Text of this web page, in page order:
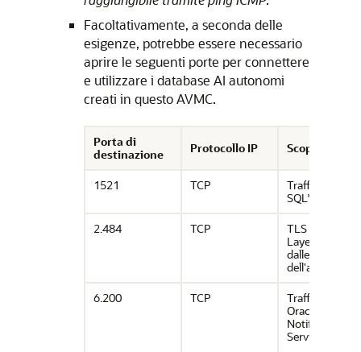
Facoltativamente, a seconda delle
esigenze, potrebbe essere necessario
aprire le seguenti porte per connettere
e utilizzare i database AI autonomi
creati in questo AVMC.
Porta di
destinazione
Protocollo IP Scopo
1521 TCP
Traffico
SQL*Net
2.484
TCP
TLS
Layer Security)
dalle subnet
6.200
TCP
Traffico di
Oracle
Notification
Service (ONS)